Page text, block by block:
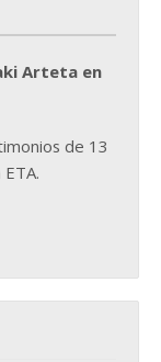
Arteta en
de 13